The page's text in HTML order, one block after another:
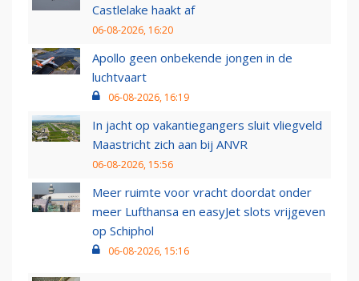
Castlelake haakt af
06-08-2026, 16:20
Apollo geen onbekende jongen in de
luchtvaart
06-08-2026, 16:19
In jacht op vakantiegangers sluit vliegveld
Maastricht zich aan bij ANVR
06-08-2026, 15:56
Meer ruimte voor vracht doordat onder
meer Lufthansa en easyJet slots vrijgeven
op Schiphol
06-08-2026, 15:16